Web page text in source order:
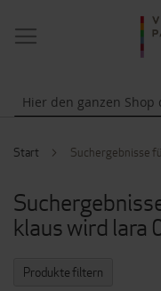
NAVIGATION
UMSCHALTEN
Start Suchergebnisse
klaus wird
Produkte filtern